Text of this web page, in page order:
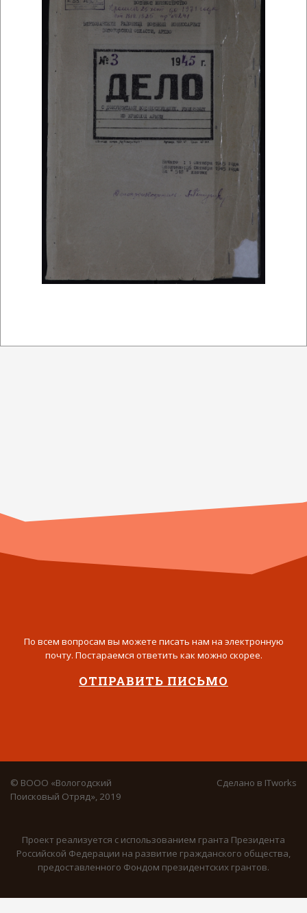
По всем вопросам вы можете писать нам на электронную
почту. Постараемся ответить как можно скорее.
ОТПРАВИТЬ ПИСЬМО
© ВООО «Вологодский
Поисковый Отряд», 2019
Сделано в ITworks
Проект реализуется с использованием гранта Президента
Российской Федерации на развитие гражданского общества,
предоставленного Фондом президентских грантов.